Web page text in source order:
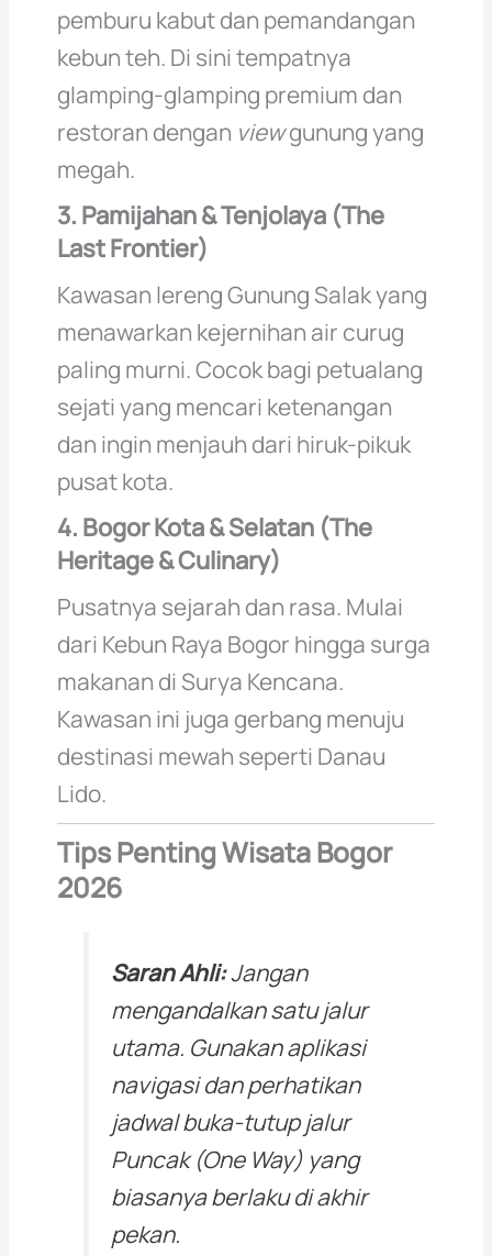
pemburu kabut dan pemandangan
kebun teh. Di sini tempatnya
glamping-glamping premium dan
restoran dengan viewgunung yang
megah.
3. Pamijahan & Tenjolaya (The
Last Frontier)
Kawasan lereng Gunung Salak yang
menawarkan kejernihan air curug
paling murni. Cocok bagi petualang
sejati yang mencari ketenangan
dan ingin menjauh dari hiruk-pikuk
pusat kota.
4. Bogor Kota & Selatan (The
Heritage & Culinary)
Pusatnya sejarah dan rasa. Mulai
dari Kebun Raya Bogor hingga surga
makanan di Surya Kencana.
Kawasan ini juga gerbang menuju
destinasi mewah seperti Danau
Lido.
Tips Penting Wisata Bogor
2026
Saran Ahli:Jangan
mengandalkan satu jalur
utama. Gunakan aplikasi
navigasi dan perhatikan
jadwal buka-tutup jalur
Puncak (One Way) yang
biasanya berlaku di akhir
pekan.